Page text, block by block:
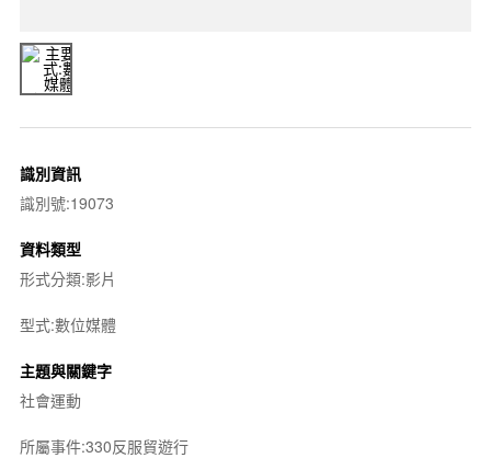
識別資訊
識別號:19073
資料類型
形式分類:影片
型式:數位媒體
主題與關鍵字
社會運動
所屬事件:330反服貿遊行